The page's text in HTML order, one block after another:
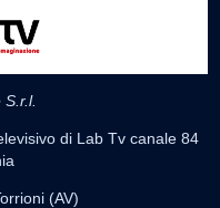
di Lab Tv canale 84
(AV)